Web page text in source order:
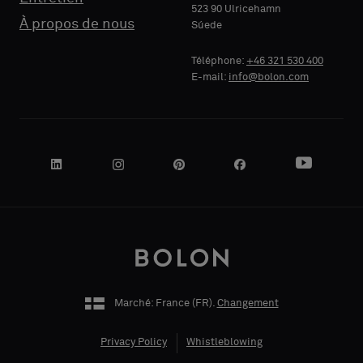
À propos de nous
523 90 Ulricehamn
Súede
Téléphone: +46 321 530 400
E-mail: info@bolon.com
Marché: France ( FR). Changement
Privacy Policy Whistleblowing